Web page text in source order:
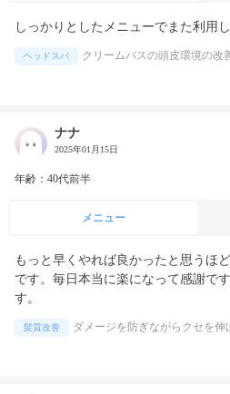
しっかりとしたメニューでまた利用し
ヘッドスパ クリームバスの頭皮環境の改
ナナ
2025年01月15日
年齢：40代前半
メニュー
もっと早くやれば良かったと思うほ
です。毎日本当に楽になって感謝で
す。
髪質改善 ダメージを防ぎながらクセを